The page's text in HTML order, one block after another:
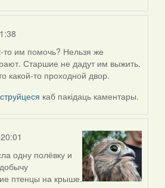
то им помочь? Нельзя же
Старшие не дадут им выжить.
какой-то проходной двор.
каб пакідаць каментары.
одну полёвку и
птенцы на крыше.